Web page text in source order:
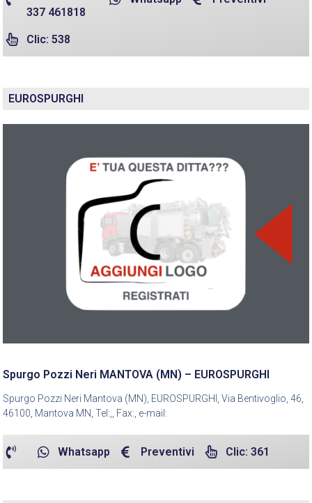
337 461818
Clic: 538
EUROSPURGHI
Spurgo Pozzi Neri MANTOVA (MN) – EUROSPURGHI
Spurgo Pozzi Neri Mantova (MN), EUROSPURGHI, Via Bentivoglio, 46,
46100, Mantova MN, Tel:,, Fax:, e-mail:
Whatsapp Preventivi Clic: 361